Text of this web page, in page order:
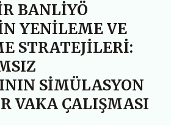
BANLİYÖ
YENİLEME VE
STRATEJİLERİ:
SİMÜLASYON
VAKA ÇALIŞMASI